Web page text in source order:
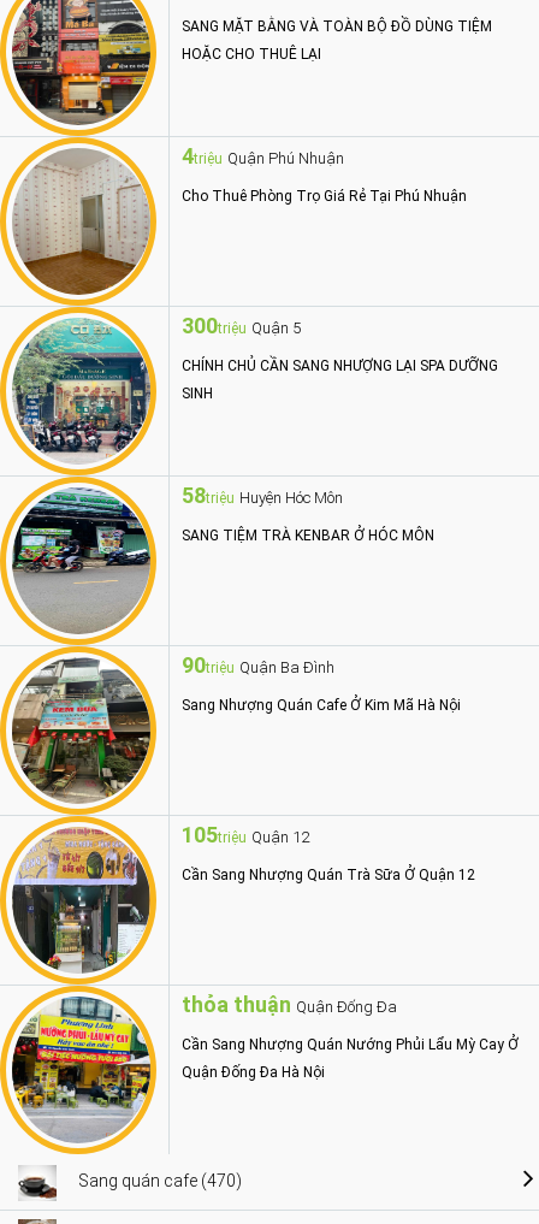
SANG MẶT BẰNG VÀ TOÀN BỘ ĐỒ DÙNG TIỆM
HOẶC CHO THUÊ LẠI
4triệu Quận Phú Nhuận
Cho Thuê Phòng Trọ Giá Rẻ Tại Phú Nhuận
300triệu Quận 5
CHÍNH CHỦ CẦN SANG NHƯỢNG LẠI SPA DƯỠNG
SINH
58triệu Huyện Hóc Môn
SANG TIỆM TRÀ KENBAR Ở HÓC MÔN
90triệu Quận Ba Đình
Sang Nhượng Quán Cafe Ở Kim Mã Hà Nội
105triệu Quận 12
Cần Sang Nhượng Quán Trà Sữa Ở Quận 12
thỏa thuận Quận Đống Đa
Cần Sang Nhượng Quán Nướng Phủi Lẩu Mỳ Cay Ở
Quận Đống Đa Hà Nội
Sang quán cafe (470)